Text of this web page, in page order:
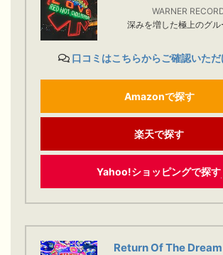
WARNER
深みを増した極上のグ
口コミはこちらからご確認いただ
Amazonで探す
楽天で探す
Yahoo!ショッピングで探す
Return Of The